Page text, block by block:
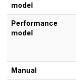
model
Performance
model
Manual